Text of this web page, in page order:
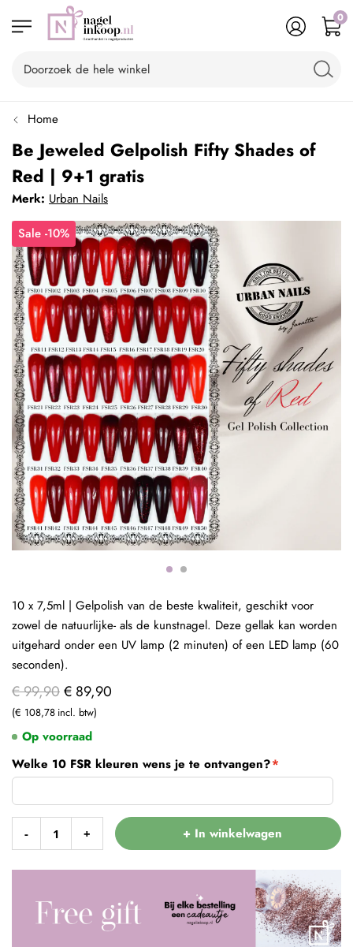
0
Home
Be Jeweled Gelpolish Fifty Shades of
Red | 9+1 gratis
Merk: Urban Nails
Sale -10%
€ 99,90€ 89,90
€ 108,78
Welke 10 FSR kleuren wens je te ontvangen?
- + + In winkelwagen
Op voorraad
10 x 7,5ml | Gelpolish van de beste kwaliteit, geschikt voor
zowel de natuurlijke- als de kunstnagel. Deze gellak kan worden
uitgehard onder een UV lamp (2 minuten) of een LED lamp (60
seconden).